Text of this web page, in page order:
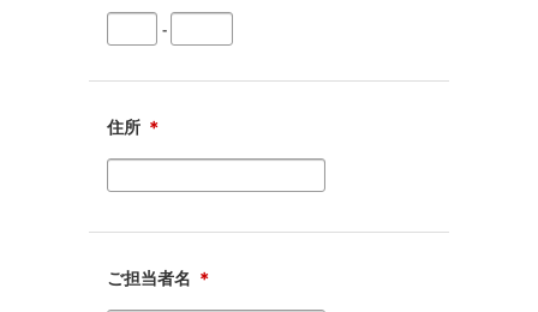
-
住所 ＊
ご担当者名 ＊